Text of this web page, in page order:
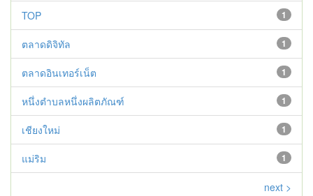
1
TOP
1
ตลาดดิจิทัล
1
ตลาดอินเทอร์เน็ต
1
หนึ่งตำบลหนึ่งผลิตภัณฑ์
1
เชียงใหม่
1
แม่ริม
next >